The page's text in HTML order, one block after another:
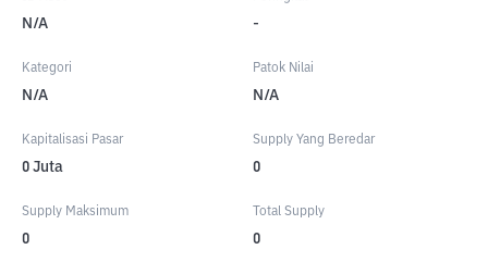
N/A -
Kategori
N/A
Patok Nilai
N/A
Kapitalisasi Pasar
0 Juta
Supply Yang Beredar
0
Supply Maksimum
0
Total Supply
0